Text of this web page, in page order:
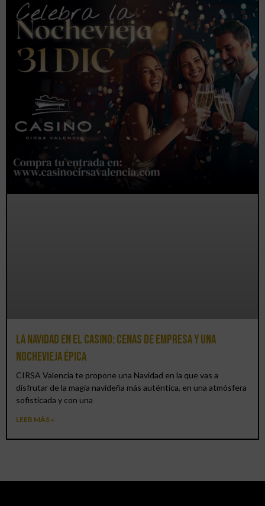
La Navidad en el Casino: cenas de empresa y una
Nochevieja épica
CIRSA Valencia te propone una Navidad en la que vas a
disfrutar de la magia navideña más auténtica, en una atmósfera
sofisticada y con una
LEER MÁS »